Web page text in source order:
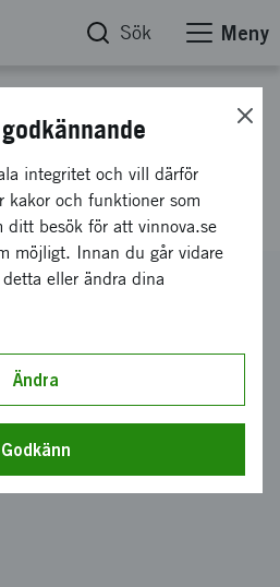
Sök Meny
bidrag mot
-Harald Björkgren Aktiebolag
integritet och vill därför
kakor och funktioner som
ditt besök för att vinnova.se
möjligt. Innan du går vidare
eller ändra dina
Ändra
Godkänn